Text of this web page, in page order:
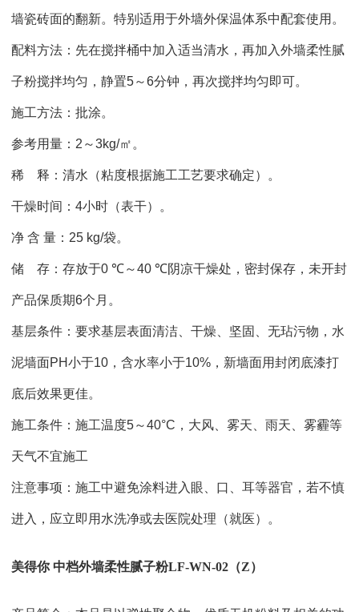
墙瓷砖面的翻新。特别适用于外墙外保温体系中配套使用。
配料方法：先在搅拌桶中加入适当清水，再加入外墙柔性腻
子粉搅拌均匀，静置5～6分钟，再次搅拌均匀即可。
施工方法：批涂。
参考用量： 2 ～3kg/㎡。
稀 释：清水（粘度根据施工工艺要求确定）。
干燥时间： 4小时（表干）。
净 含 量： 25 kg/袋。
储 存：存放于0 ℃～40 ℃阴凉干燥处，密封保存，未开封
产品保质期6个月。
基层条件：要求基层表面清洁、干燥、坚固、无玷污物，水
泥墙面PH小于10 ，含水率小于10% ，新墙面用封闭底漆打
底后效果更佳。
施工条件：施工温度5～40°C ，大风、雾天、雨天、雾霾等
天气不宜施工
注意事项：施工中避免涂料进入眼、口、耳等器官，若不慎
进入，应立即用水洗净或去医院处理（就医）。
美得你 中档外墙柔性腻子粉LF-WN-02（Z）